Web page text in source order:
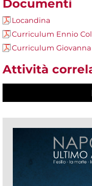
Documenti
Locandina
Curriculum Ennio
Curriculum
Attività